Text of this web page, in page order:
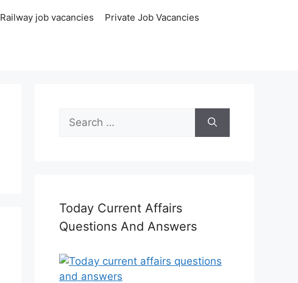
Railway job vacancies Private Job Vacancies
Search
for:
Today Current Affairs
Questions And Answers